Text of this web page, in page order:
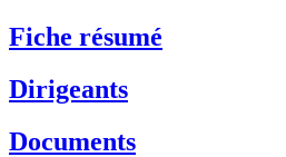
Fiche résumé
Dirigeants
Documents